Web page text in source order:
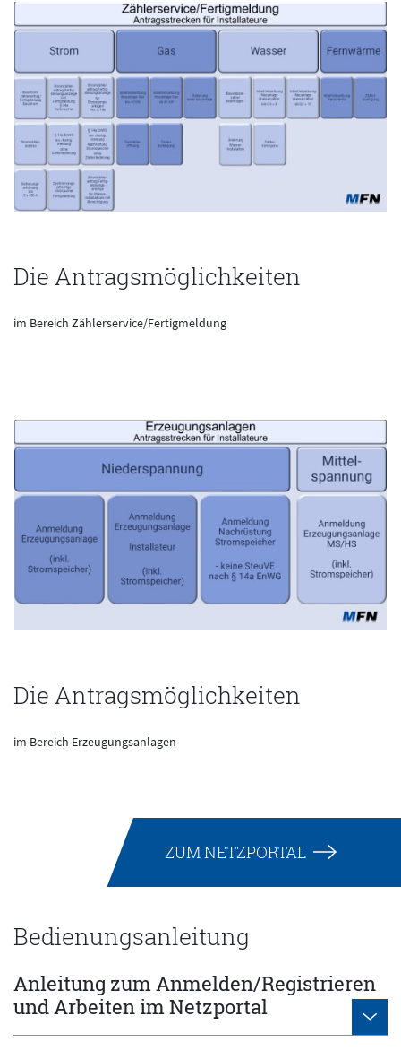
Die Antragsmöglichkeiten
im Bereich Zählerservice/Fertigmeldung
Die Antragsmöglichkeiten
im Bereich Erzeugungsanlagen
ZUM NETZPORTAL
Bedienungsanleitung
Anleitung zum Anmelden/Registrieren
und Arbeiten im Netzportal